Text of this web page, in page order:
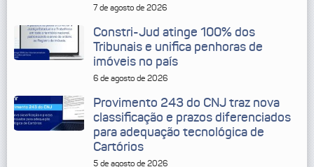
7 de agosto de 2026
Constri-Jud atinge 100% dos
Tribunais e unifica penhoras de
imóveis no país
6 de agosto de 2026
Provimento 243 do CNJ traz nova
classificação e prazos diferenciados
para adequação tecnológica de
Cartórios
5 de agosto de 2026